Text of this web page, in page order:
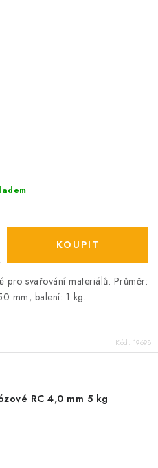
pro svařování materiálů. Průměr:
mm, balení: 1 kg.
Kód: 19698
RC 4,0 mm 5 kg